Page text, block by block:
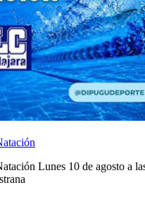
Lunes 10 de agosto a